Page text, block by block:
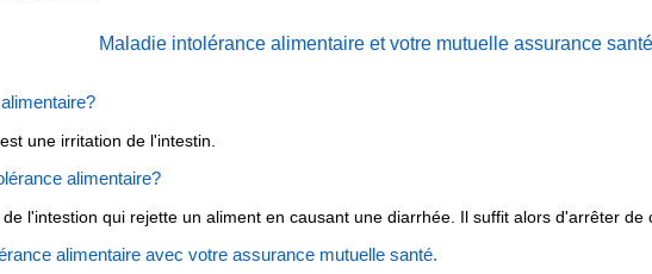
Maladie intolérance alimentaire et votre mutuelle assurance santé
est une irritation de l'intestin.
alimentaire?
l'intestion qui rejette un aliment en causant une diarrhée. Il suffit alors d'arrêter de
alimentaire avec votre assurance mutuelle santé.